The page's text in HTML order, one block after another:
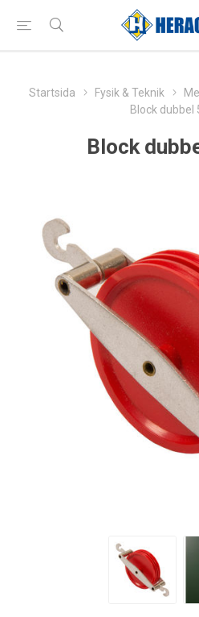
Startsida Fysik & Teknik
Block dubbel
Block